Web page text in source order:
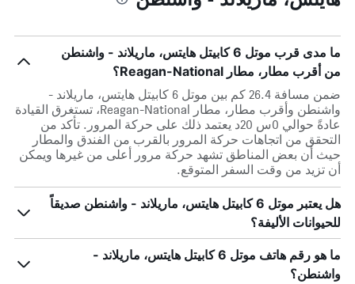
ما مدى قرب موتل 6 كابيتل هايتس، ماريلاند - واشنطن
من أقرب مطار، مطار Reagan-National؟
ضمن مسافة 26.4 كم بين موتل 6 كابيتل هايتس، ماريلاند -
واشنطن وأقرب مطار، مطار Reagan-National، تستغرق القيادة
عادةً حوالي 0س 20د يعتمد ذلك على حركة المرور. تأكد من
التحقق من اتجاهات حركة المرور بالقرب من الفندق والمطار
حيث أن بعض المناطق تشهد حركة مرور أعلى من غيرها ويمكن
أن تزيد من وقت السفر المتوقع.
هل يعتبر موتل 6 كابيتل هايتس، ماريلاند - واشنطن صديقاً
للحيوانات الأليفة؟
ما هو رقم هاتف موتل 6 كابيتل هايتس، ماريلاند -
واشنطن؟